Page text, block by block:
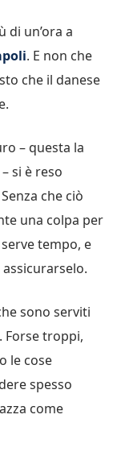
di un’ora a
. E non che
che il danese
– questa la
si è reso
Senza che ciò
una colpa per
tempo, e
sono serviti
. Forse troppi,
le cose
spesso
come